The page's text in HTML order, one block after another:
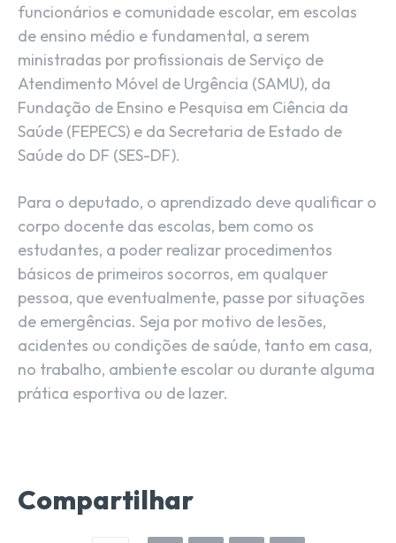
funcionários e comunidade escolar, em escolas
de ensino médio e fundamental, a serem
ministradas por profissionais de Serviço de
Atendimento Móvel de Urgência (SAMU), da
Fundação de Ensino e Pesquisa em Ciência da
Saúde (FEPECS) e da Secretaria de Estado de
Saúde do DF (SES-DF).
Para o deputado, o aprendizado deve qualificar o
corpo docente das escolas, bem como os
estudantes, a poder realizar procedimentos
básicos de primeiros socorros, em qualquer
pessoa, que eventualmente, passe por situações
de emergências. Seja por motivo de lesões,
acidentes ou condições de saúde, tanto em casa,
no trabalho, ambiente escolar ou durante alguma
prática esportiva ou de lazer.
Compartilhar